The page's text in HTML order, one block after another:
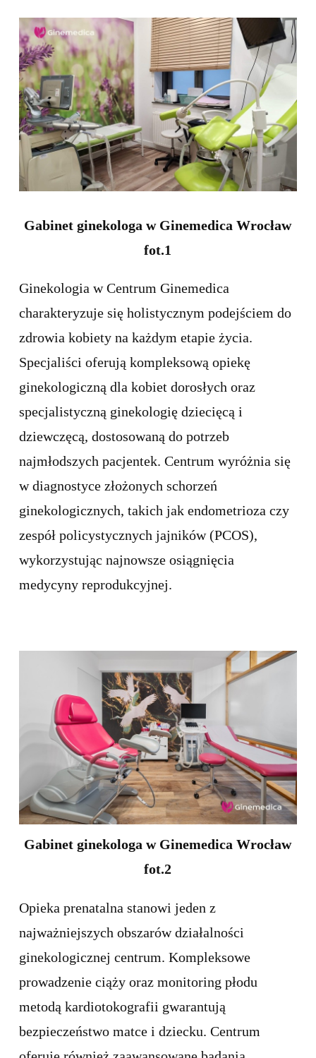
Gabinet ginekologa w Ginemedica Wrocław
fot.1
Ginekologia w Centrum Ginemedica
charakteryzuje się holistycznym podejściem do
zdrowia kobiety na każdym etapie życia.
Specjaliści oferują kompleksową opiekę
ginekologiczną dla kobiet dorosłych oraz
specjalistyczną ginekologię dziecięcą i
dziewczęcą, dostosowaną do potrzeb
najmłodszych pacjentek. Centrum wyróżnia się
w diagnostyce złożonych schorzeń
ginekologicznych, takich jak endometrioza czy
zespół policystycznych jajników (PCOS),
wykorzystując najnowsze osiągnięcia
medycyny reprodukcyjnej.
Gabinet ginekologa w Ginemedica Wrocław
fot.2
Opieka prenatalna stanowi jeden z
najważniejszych obszarów działalności
ginekologicznej centrum. Kompleksowe
prowadzenie ciąży oraz monitoring płodu
metodą kardiotokografii gwarantują
bezpieczeństwo matce i dziecku. Centrum